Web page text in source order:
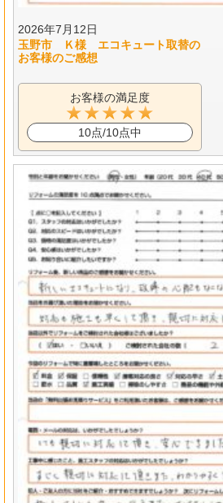
2026年7月12日
玉野市 Ｋ様 エコキュート取替の
お客様のご感想
お客様の満足度
10点/10点中